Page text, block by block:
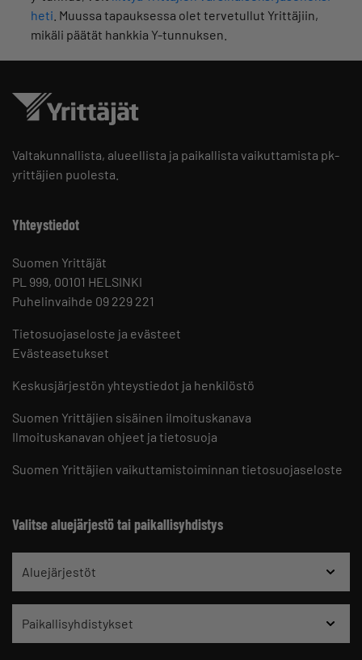
heti . Muussa tapauksessa olet tervetullut Yrittäjiin,
mikäli päätät hankkia Y-tunnuksen.
Valtakunnallista, alueellista ja paikallista vaikuttamista pk-
yrittäjien puolesta.
Yhteystiedot
Suomen Yrittäjät
PL 999, 00101 HELSINKI
Puhelinvaihde 09 229 221
Tietosuojaseloste ja evästeet
Evästeasetukset
Keskusjärjestön yhteystiedot ja henkilöstö
Suomen Yrittäjien sisäinen ilmoituskanava
Ilmoituskanavan ohjeet ja tietosuoja
Suomen Yrittäjien vaikuttamistoiminnan tietosuojaseloste
Valitse aluejärjestö tai paikallisyhdistys
Aluejärjestöt
Paikallisyhdistykset